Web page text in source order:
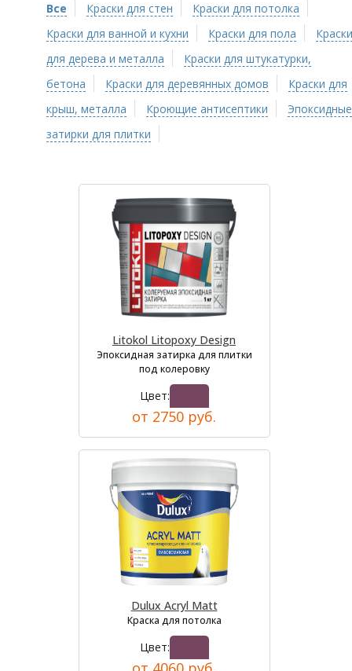
Все Краски для стен
Краски для потолка
Краски для ванной и кухни
Краски для пола
Краски
для дерева и металла
Краски для штукатурки,
бетона
Краски для деревянных домов
Краски для
крыш, металла
Кроющие антисептики
Эпоксидные
затирки для плитки
Litokol Litopoxy Design
Эпоксидная затирка для плитки
под колеровку
Цвет:
от 2750 руб.
Dulux Acryl Matt
Краска для потолка
Цвет: